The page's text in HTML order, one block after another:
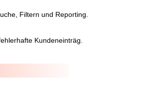
Filtern und Reporting.
Kundeneinträg.